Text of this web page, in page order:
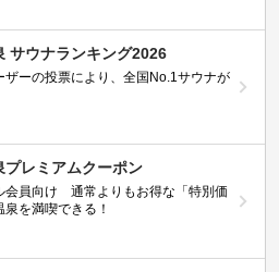
サウナランキング2026
ザーの投票により、全国No.1サウナが
プレミアムクーポン
会員向け 通常よりもお得な「特別価
を満喫できる！